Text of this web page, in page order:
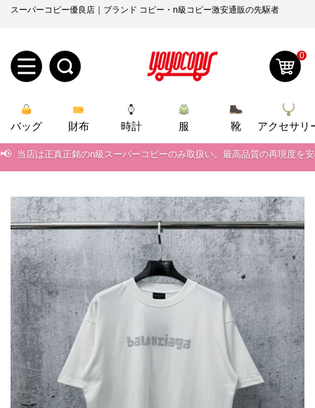
スーパーコピー優良店｜ブランド コピー・n級コピー激安通販の先駆者
規
ユ
ザ
ー
登
録
ロ
グ
ン
オ
ー
ダ
ー
管
理
お
知
ら
せ
yoyocopys@gmail.com
2026人気特集
バッグ
財布
時計
服
ズボン
衣装セット
靴
住まい用品
アクセサリー
ベルト
スカーフ
アイフォーンケ
ース
小物
0
バッグ 財布 時計 服 靴
アクセサリ
📢 当店は正真正銘のn級スーパーコピーのみ取扱い。最高品質の再現度を
📢 2026春の新作続々更新中！期間中のご注文でお得な割引をご利用いただ
📢 新作入荷！ルイ・ヴィトンスーパーコピー バッグ最新モデルが登場。
📢 当店は正真正銘のn級スーパーコピーのみ取扱い。最高品質の再現度を
2026春の新作続々更新中！期間中のご注文でお得な割引をご利用いただ
📢 新作入荷！ルイ・ヴィトンスーパーコピー バッグ最新モデルが登場。